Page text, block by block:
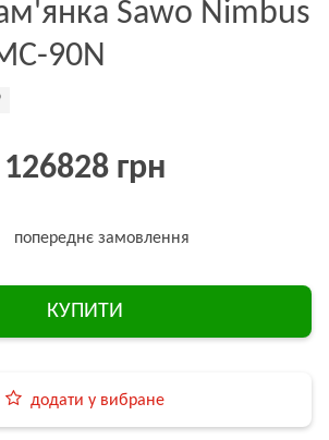
Sawo Nimbus
90N
126828 грн
попереднє замовлення
КУПИТИ
додати у вибране